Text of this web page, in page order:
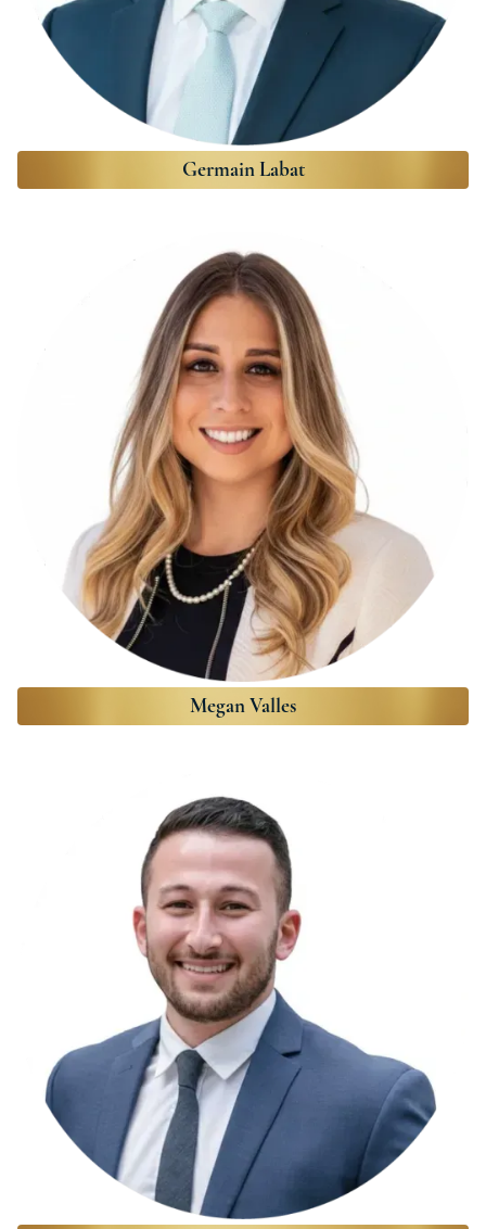
Germain Labat
Megan Valles